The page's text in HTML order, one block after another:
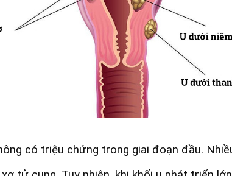
có triệu chứng trong giai đoạn đầu.